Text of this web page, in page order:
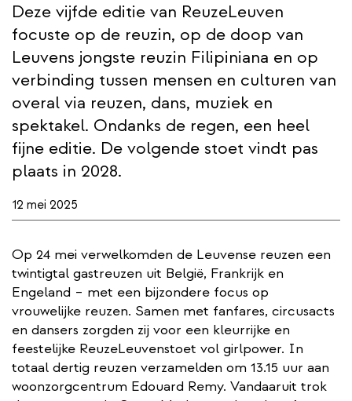
Deze vijfde editie van ReuzeLeuven
focuste op de reuzin, op de doop van
Leuvens jongste reuzin Filipiniana en op
verbinding tussen mensen en culturen van
overal via reuzen, dans, muziek en
spektakel. Ondanks de regen, een heel
fijne editie. De volgende stoet vindt pas
plaats in 2028.
12 mei 2025
Op 24 mei verwelkomden de Leuvense reuzen een
twintigtal gastreuzen uit België, Frankrijk en
Engeland – met een bijzondere focus op
vrouwelijke reuzen. Samen met fanfares, circusacts
en dansers zorgden zij voor een kleurrijke en
feestelijke ReuzeLeuvenstoet vol girlpower. In
totaal dertig reuzen verzamelden om 13.15 uur aan
woonzorgcentrum Edouard Remy. Vandaaruit trok